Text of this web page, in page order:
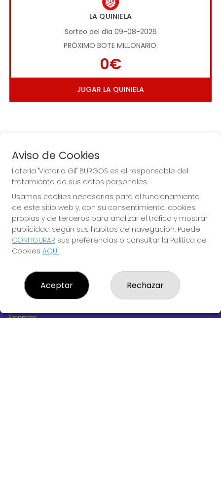
LA QUINIELA
Sorteo del día 09-08-2026
PRÓXIMO BOTE MILLONARIO:
0€
JUGAR LA QUINIELA
La de la Antigua de
Gamonal
¿Quiénes somos?
Comprar lotería
Resultados
Empresas
Aviso de Cookies
Lotería "Victoria Gil" BURGOS es el responsable del
tratamiento de sus datos personales.
Usamos cookies necesarias para el funcionamiento
de este sitio web y, con su consentimiento, cookies
propias y de terceros para analizar el tráfico y mostrar
publicidad según sus hábitos de navegación. Puede
CONFIGURAR sus preferencias o consultar la Política de
Cookies AQUÍ.
Aceptar Rechazar